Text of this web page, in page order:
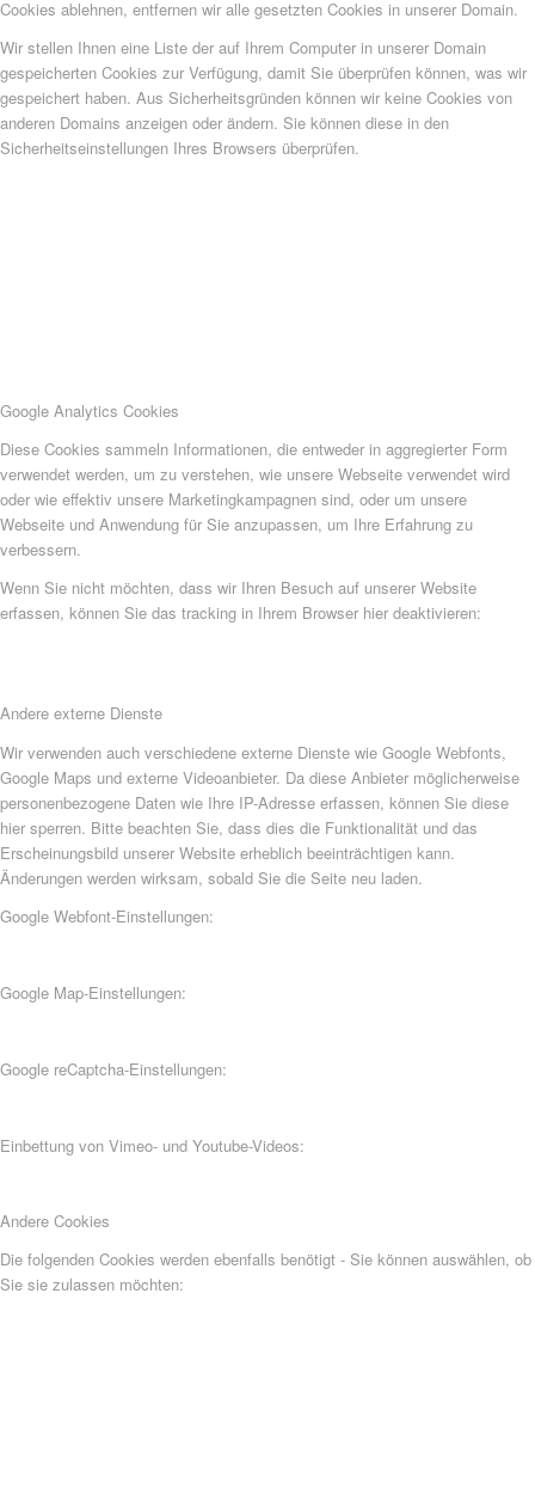
Cookies ablehnen, entfernen wir alle gesetzten Cookies in unserer Domain.
Wir stellen Ihnen eine Liste der auf Ihrem Computer in unserer Domain
gespeicherten Cookies zur Verfügung, damit Sie überprüfen können, was wir
gespeichert haben. Aus Sicherheitsgründen können wir keine Cookies von
anderen Domains anzeigen oder ändern. Sie können diese in den
Sicherheitseinstellungen Ihres Browsers überprüfen.
Google Analytics Cookies
Diese Cookies sammeln Informationen, die entweder in aggregierter Form
verwendet werden, um zu verstehen, wie unsere Webseite verwendet wird
oder wie effektiv unsere Marketingkampagnen sind, oder um unsere
Webseite und Anwendung für Sie anzupassen, um Ihre Erfahrung zu
verbessern.
Wenn Sie nicht möchten, dass wir Ihren Besuch auf unserer Website
erfassen, können Sie das tracking in Ihrem Browser hier deaktivieren:
Andere externe Dienste
Wir verwenden auch verschiedene externe Dienste wie Google Webfonts,
Google Maps und externe Videoanbieter. Da diese Anbieter möglicherweise
personenbezogene Daten wie Ihre IP-Adresse erfassen, können Sie diese
hier sperren. Bitte beachten Sie, dass dies die Funktionalität und das
Erscheinungsbild unserer Website erheblich beeinträchtigen kann.
Änderungen werden wirksam, sobald Sie die Seite neu laden.
Google Webfont-Einstellungen:
Google Map-Einstellungen:
Google reCaptcha-Einstellungen:
Einbettung von Vimeo- und Youtube-Videos:
Andere Cookies
Die folgenden Cookies werden ebenfalls benötigt - Sie können auswählen, ob
Sie sie zulassen möchten: